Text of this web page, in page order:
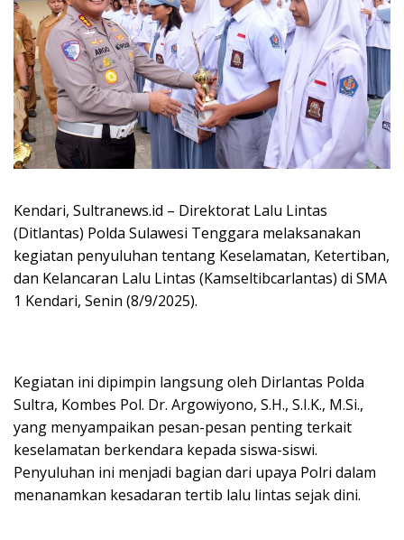
Kendari, Sultranews.id – Direktorat Lalu Lintas
(Ditlantas) Polda Sulawesi Tenggara melaksanakan
kegiatan penyuluhan tentang Keselamatan, Ketertiban,
dan Kelancaran Lalu Lintas (Kamseltibcarlantas) di SMA
1 Kendari, Senin (8/9/2025).
Kegiatan ini dipimpin langsung oleh Dirlantas Polda
Sultra, Kombes Pol. Dr. Argowiyono, S.H., S.I.K., M.Si.,
yang menyampaikan pesan-pesan penting terkait
keselamatan berkendara kepada siswa-siswi.
Penyuluhan ini menjadi bagian dari upaya Polri dalam
menanamkan kesadaran tertib lalu lintas sejak dini.